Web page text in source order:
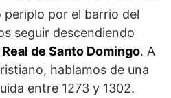
por el barrio del
seguir descendiendo
de Santo Domingo. A
hablamos de una
entre 1273 y 1302.